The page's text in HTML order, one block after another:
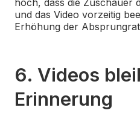
und das Video vorzeitig
Erhöhung der
6. Videos
Erinnerung